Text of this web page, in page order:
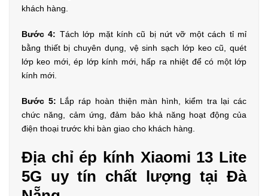
khách hàng.
Bước 4: Tách lớp mặt kính cũ bị nứt vỡ một cách tỉ mỉ
bằng thiết bị chuyên dụng, vệ sinh sạch lớp keo cũ, quét
lớp keo mới, ép lớp kính mới, hấp ra nhiệt để có một lớp
kính mới.
Bước 5: Lắp ráp hoàn thiện màn hình, kiểm tra lại các
chức năng, cảm ứng, đảm bảo khả năng hoạt động của
điện thoại trước khi bàn giao cho khách hàng.
Địa chỉ ép kính Xiaomi 13 Lite
5G uy tín chất lượng tại Đà